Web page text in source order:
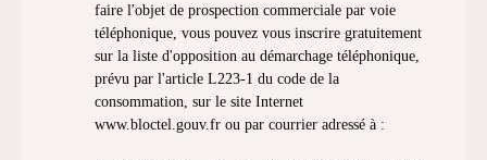
faire l'objet de prospection commerciale par voie
téléphonique, vous pouvez vous inscrire gratuitement
sur la liste d'opposition au démarchage téléphonique,
prévu par l'article L223-1 du code de la
consommation, sur le site Internet
www.bloctel.gouv.fr ou par courrier adressé à :